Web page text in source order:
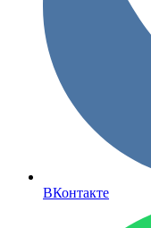
ВКонтакте